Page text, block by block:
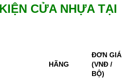
CỬA NHỰA TẠI
HÃNG
ĐƠN GIÁ
(VNĐ /
BỘ)